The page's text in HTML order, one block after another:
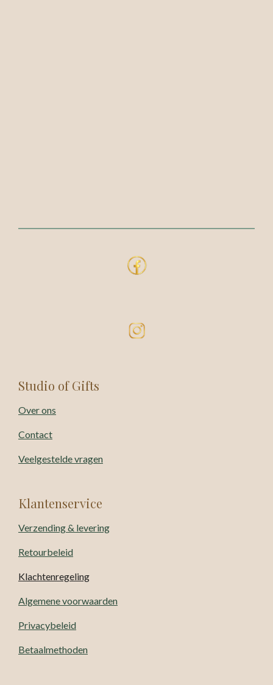
Studio of Gifts
Over ons
Contact
Veelgestelde vragen
Klantenservice
Verzending & levering
Retourbeleid
Klachtenregeling
Algemene voorwaarden
Privacybeleid
Betaalmethoden